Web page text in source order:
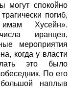
могут спокойно
погиб,
Хусейн».
иранцев,
мероприятия
когда у власти
это было
По его
наплыв